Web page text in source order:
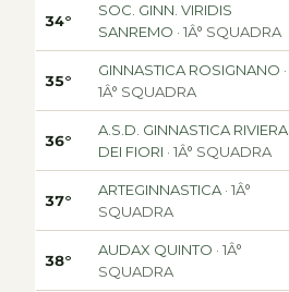
34°
SOC. GINN. VIRIDIS
SANREMO · 1Â° SQUADRA
35°
GINNASTICA ROSIGNANO ·
1Â° SQUADRA
36°
A.S.D. GINNASTICA RIVIERA
DEI FIORI · 1Â° SQUADRA
37°
ARTEGINNASTICA · 1Â°
SQUADRA
38°
AUDAX QUINTO · 1Â°
SQUADRA